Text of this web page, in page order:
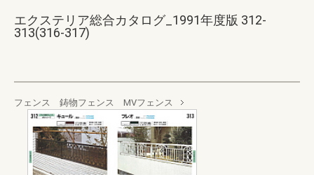
エクステリア総合カタログ_1991年度版 312-
313(316-317)
フェンス 鋳物フェンス MVフェンス